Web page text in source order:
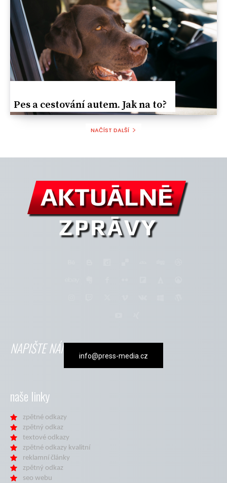
Реs a cestování autem. Jak na to?
NAČÍST DALŠÍ
NAPIŠTE NÁM info@press-media.cz
naše linky
zpětné odkazy
zpětný odkaz
textové odkazy
zpětné odkazy kvalitní
reklamní články
zpětný odkaz
seo webu